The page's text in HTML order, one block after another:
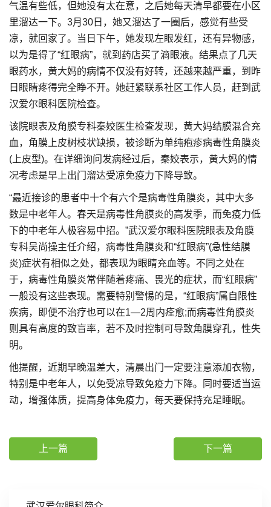
气温有些低，但她没有太在意，之后她每天清早都要在小区
里溜达一下。3月30日，她又溜达了一圈后，感觉有些受
凉，就回家了。当日下午，她发现左眼发红，还有异物感，
以为是得了“红眼病”，就到药店买了滴眼液。结果点了几天
眼药水，黄大妈的病情不仅没有好转，还越来越严重，到昨
日眼睛疼得完全睁不开。她赶紧联系社区工作人员，赶到武
汉爱尔眼科医院检查。
该院眼表及角膜专科秦姣医生检查发现，黄大妈结膜混合充
血，角膜上皮树枝状缺损，被诊断为单纯疱疹病毒性角膜炎
(上皮型)。在详细询问发病经过后，秦姣表示，黄大妈的情
况考虑是早上出门溜达受凉免疫力下降导致。
“最近接诊的患者中十个有六个是病毒性角膜炎，其中大多
数是中老年人。春天是病毒性角膜炎的高发季，而免疫力低
下的中老年人极容易中招。”武汉爱尔眼科医院眼表及角膜
专科吴尚操主任介绍，病毒性角膜炎和“红眼病”(急性结膜
炎)症状有相似之处，都表现为眼睛充血等。不同之处在
于，病毒性角膜炎常伴随着疼痛、畏光的症状，而“红眼病”
一般没有这些表现。需要特别警惕的是，“红眼病”属自限性
疾病，即便不治疗也可以在1—2周内痊愈;而病毒性角膜炎
则具有高度的致盲率，若不及时控制可导致角膜穿孔，性失
明。
他提醒，近期早晚温差大，清晨出门一定要注意添加衣物，
特别是中老年人，以免受凉导致免疫力下降。同时要适当运
动，增强体质，提高身体免疫力，每天要保持充足睡眠。
上一篇 下一篇